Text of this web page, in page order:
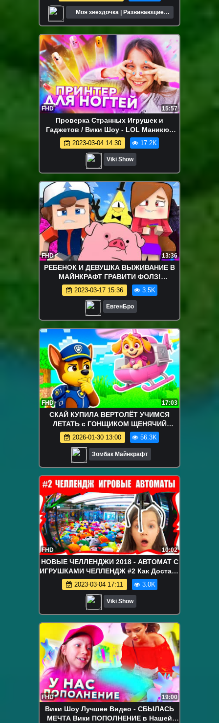
Моя звёздочка | Развивающие
FHD 15:57
Проверка Странных Игрушек и
Гаджетов / Вики Шоу - LOL Маникюр
БУДУЩЕГО Напечатала Ногти На
Принтере / Вики Шоу
2023-03-04 14:30 17.2K
Viki Show
FHD 13:36
РЕБЕНОК И ДЕВУШКА ВЫЖИВАНИЕ В
МАЙНКРАФТ ГРАВИТИ ФОЛЗ!
ТРОЛЛИНГ МОДЫ MINECRAFT
2023-03-17 15:36 3.5K
ЕвгенБро
FHD 17:03
СКАЙ КУПИЛА ВЕРТОЛЁТ УЧИМСЯ
ЛЕТАТЬ с ГОНЩИКОМ ЩЕНЯЧИЙ
ПАТРУЛЬ в МАЙНКРАФТ
2026-01-30 13:00 56.3K
Зомбак Майнкрафт
FHD 10:02
НОВЫЕ ЧЕЛЛЕНДЖИ 2018 - АВТОМАТ С
ИГРУШКАМИ ЧЕЛЛЕНДЖ #2 Как Достать
Мягкую Игрушку из Игрового Автомата
/ Вики Шоу
2023-03-04 17:11 3.0K
Viki Show
FHD 19:00
Вики Шоу Лучшее Видео - СБЫЛАСЬ
МЕЧТА Вики ПОПОЛНЕНИЕ в Нашей